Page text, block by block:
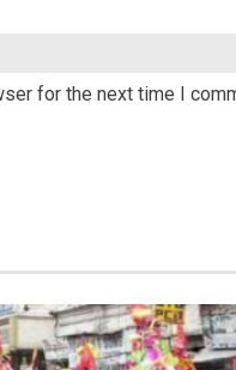
for the next time I